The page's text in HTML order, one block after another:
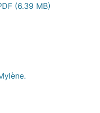
(6.39 MB)